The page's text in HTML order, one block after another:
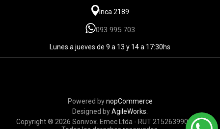
Inca 2189
093 995 703
Lunes a jueves de 9 a 13 y 14 a 17:30hs
Powered bynopCommerce
Designed byAgileWorks.
Copyright ® 2026 Sonivox. Emec Ltda - RUT 215263990010 -